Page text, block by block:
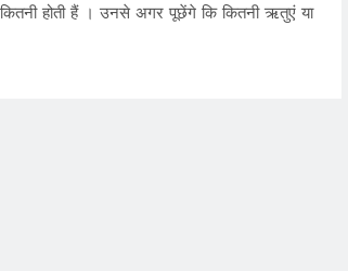
होती हैं । उनसे अगर पूछेंगे कि कितनी ऋतुएं या